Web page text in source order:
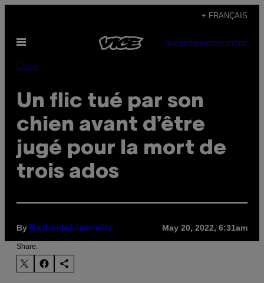
content
+ FRANÇAIS
Open
SUBSCRIBENEWSLETTER
Crime
Un flic tué par son
chien avant d’être
jugé pour la mort de
trois ados
By Nathaniel Janowitz May 20, 2022, 6:31am
Share: